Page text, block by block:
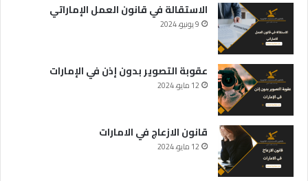
الاستقالة في قانون العمل الإماراتي
9 يونيو، 2024
عقوبة التصوير بدون إذن في الإمارات
12 مايو، 2024
قانون الازعاج في الامارات
12 مايو، 2024